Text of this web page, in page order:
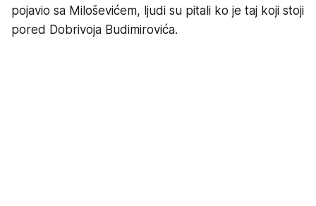
pojavio sa Miloševićem, ljudi su pitali ko je taj koji stoji
pored Dobrivoja Budimirovića.